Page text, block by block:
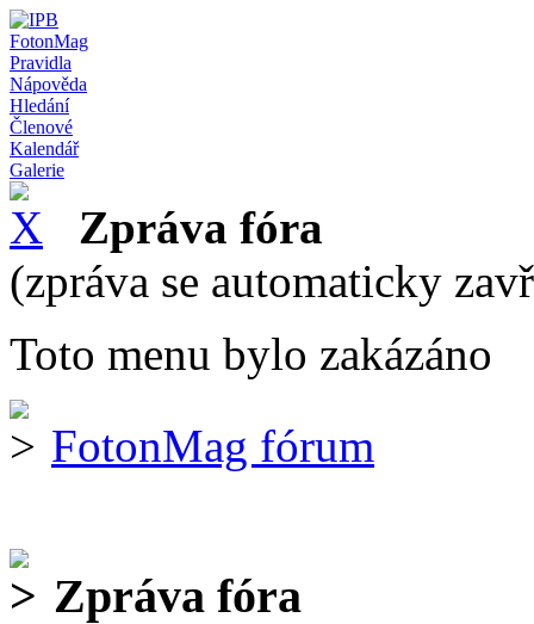
FotonMag
Pravidla
Nápověda
Hledání
Členové
Kalendář
Galerie
Zpráva fóra
(zpráva se automaticky
Toto menu bylo zakázáno
FotonMag fórum
Zpráva fóra